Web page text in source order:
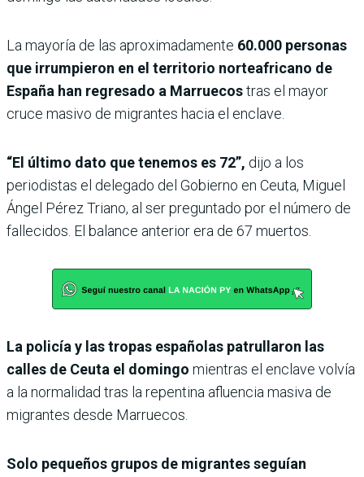
La mayoría de las aproximadamente 60.000 personas
que irrumpieron en el territorio norteafricano de
España han regresado a Marruecostras el mayor
cruce masivo de migrantes hacia el enclave.
“El último dato que tenemos es 72”, dijo a los
periodistas el delegado del Gobierno en Ceuta, Miguel
Ángel Pérez Triano, al ser preguntado por el número de
fallecidos. El balance anterior era de 67 muertos.
La policía y las tropas españolas patrullaron las
calles de Ceuta el domingo mientras el enclave volvía
a la normalidad tras la repentina afluencia masiva de
migrantes desde Marruecos.
Solo pequeños grupos de migrantes seguían